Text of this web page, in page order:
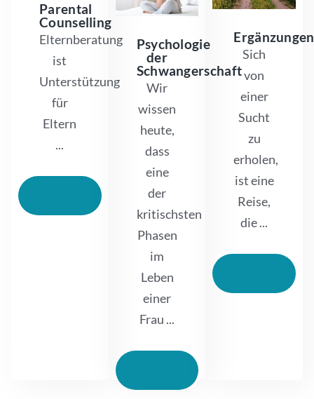
Parental
Counselling
Elternberatung
ist
Unterstützung
für
Eltern
...
Psychologie
der
Schwangerschaft
Wir
wissen
heute,
dass
eine
der
kritischsten
Phasen
im
Leben
einer
Frau ...
Ergänzungen
Sich
von
einer
Sucht
zu
erholen,
ist eine
Reise,
die ...